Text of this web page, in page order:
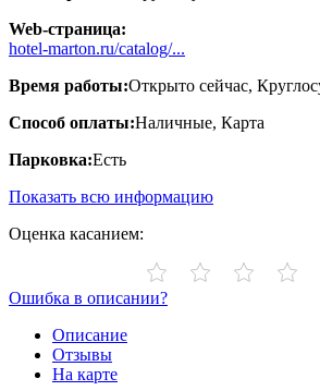
Web-страница:
hotel-marton.ru/catalog/...
Время работы:Открыто сейчас,
Способ оплаты:Наличные, Карта
Парковка:Есть
Показать всю информацию
Оценка касанием:
Ошибка в описании?
Описание
Отзывы
На карте